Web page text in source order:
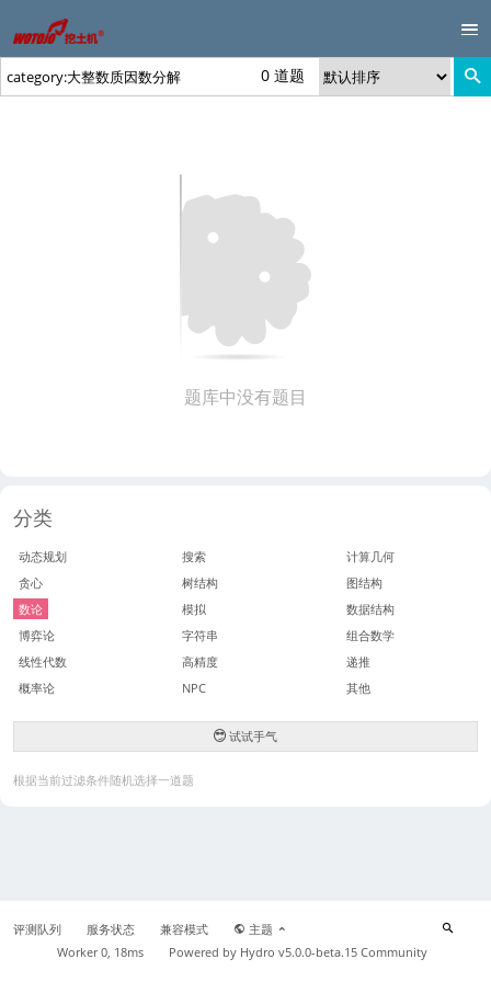
0 道题
题库中没有题目
分类
动态规划 搜索
计算几何
贪心
树结构
图结构
数论
模拟
数据结构
博弈论
字符串
组合数学
线性代数
高精度
递推
概率论
NPC 其他
试试手气
根据当前过滤条件随机选择一道题
评测队列 服务状态 兼容模式
主题
Worker 0, 18ms
Powered by Hydro v5.0.0-beta.15 Community